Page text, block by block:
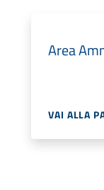
Area
VAI ALLA